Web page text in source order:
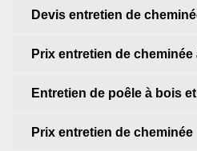
Devis entretien de
Prix entretien de cheminée
Entretien de poêle à bois
Prix entretien de cheminée